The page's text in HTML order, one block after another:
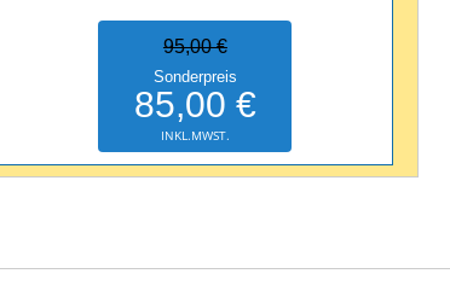
95,00 €
Sonderpreis
85,00 €
INKL.MWST.